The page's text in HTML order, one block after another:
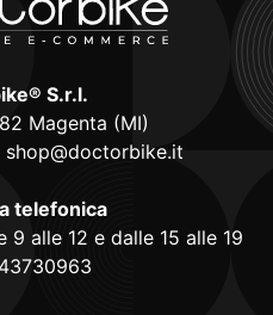
S.r.l.
Magenta (MI)
shop@doctorbike.it
telefonica
alle 12 e dalle 15 alle 19